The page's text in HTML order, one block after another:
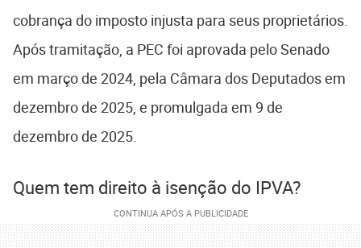
cobrança do imposto injusta para seus proprietários.
Após tramitação, a PEC foi aprovada pelo Senado
em março de 2024, pela Câmara dos Deputados em
dezembro de 2025, e promulgada em 9 de
dezembro de 2025.
Quem tem direito à isenção do IPVA?